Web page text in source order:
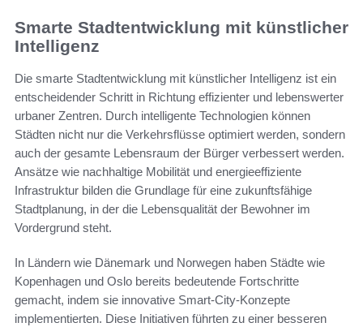
Smarte Stadtentwicklung mit künstlicher
Intelligenz
Die smarte Stadtentwicklung mit künstlicher Intelligenz ist ein
entscheidender Schritt in Richtung effizienter und lebenswerter
urbaner Zentren. Durch intelligente Technologien können
Städten nicht nur die Verkehrsflüsse optimiert werden, sondern
auch der gesamte Lebensraum der Bürger verbessert werden.
Ansätze wie nachhaltige Mobilität und energieeffiziente
Infrastruktur bilden die Grundlage für eine zukunftsfähige
Stadtplanung, in der die Lebensqualität der Bewohner im
Vordergrund steht.
In Ländern wie Dänemark und Norwegen haben Städte wie
Kopenhagen und Oslo bereits bedeutende Fortschritte
gemacht, indem sie innovative Smart-City-Konzepte
implementierten. Diese Initiativen führten zu einer besseren